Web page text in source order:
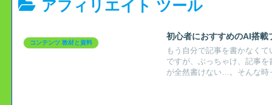
アフィリエイト ツール
コンテンツ 教材と資料
初心者におすすめのAI搭載
もう自分で記事を書かなく
ですが、ぶっちゃけ、記事
が全然書けない…。そんな時